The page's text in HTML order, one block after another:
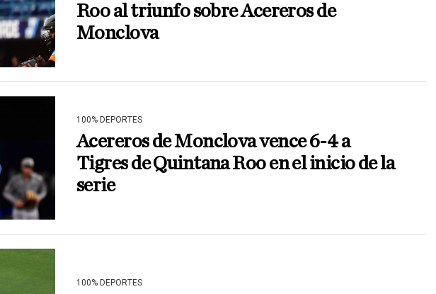
Roo al triunfo sobre Acereros de
Monclova
100% DEPORTES
Acereros de Monclova vence 6-4 a
Tigres de Quintana Roo en el inicio de la
serie
100% DEPORTES